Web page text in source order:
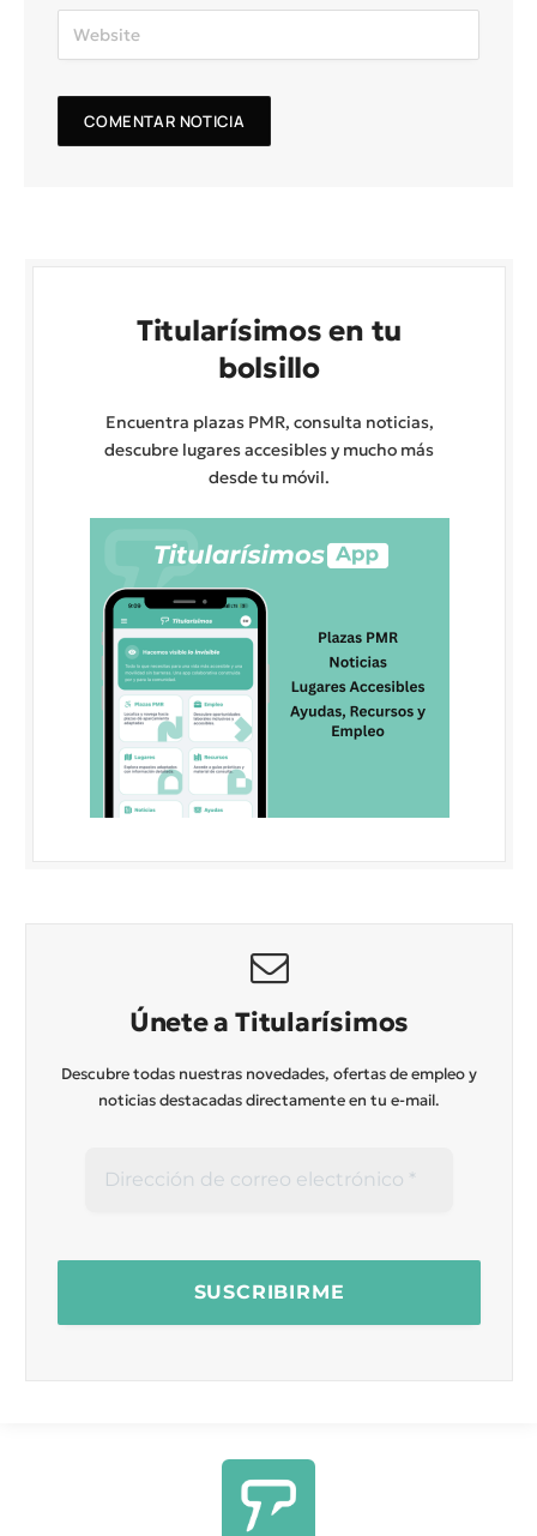
Titularísimos en tu
bolsillo
Encuentra plazas PMR, consulta noticias,
descubre lugares accesibles y mucho más
desde tu móvil.
Únete a Titularísimos
Descubre todas nuestras novedades, ofertas de empleo y
noticias destacadas directamente en tu e-mail.